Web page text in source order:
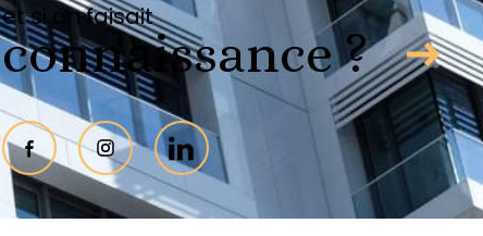
et si on faisait
connaissance ?
Admin Politique RGPD Cookies